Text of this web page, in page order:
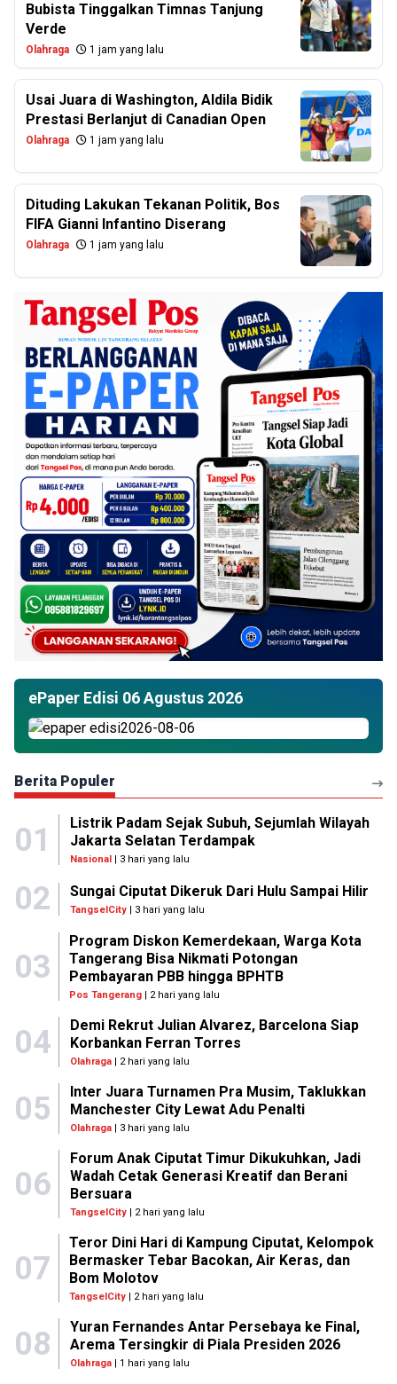
Bubista Tinggalkan Timnas Tanjung
Verde
Olahraga 1 jam yang lalu
Usai Juara di Washington, Aldila Bidik
Prestasi Berlanjut di Canadian Open
Olahraga 1 jam yang lalu
Dituding Lakukan Tekanan Politik, Bos
FIFA Gianni Infantino Diserang
Olahraga 1 jam yang lalu
ePaper Edisi 06 Agustus 2026
Berita Populer
01
Listrik Padam Sejak Subuh, Sejumlah Wilayah
Jakarta Selatan Terdampak
Nasional| 3 hari yang lalu
02 Sungai Ciputat Dikeruk Dari Hulu Sampai Hilir
TangselCity | 3 hari yang lalu
03
Program Diskon Kemerdekaan, Warga Kota
Tangerang Bisa Nikmati Potongan
Pembayaran PBB hingga BPHTB
Pos Tangerang | 2 hari yang lalu
04
Demi Rekrut Julian Alvarez, Barcelona Siap
Korbankan Ferran Torres
Olahraga| 2 hari yang lalu
05
Inter Juara Turnamen Pra Musim, Taklukkan
Manchester City Lewat Adu Penalti
Olahraga| 3 hari yang lalu
06
Forum Anak Ciputat Timur Dikukuhkan, Jadi
Wadah Cetak Generasi Kreatif dan Berani
Bersuara
TangselCity| 2 hari yang lalu
07
Teror Dini Hari di Kampung Ciputat, Kelompok
Bermasker Tebar Bacokan, Air Keras, dan
Bom Molotov
TangselCity | 2 hari yang lalu
08
Yuran Fernandes Antar Persebaya ke Final,
Arema Tersingkir di Piala Presiden 2026
Olahraga| 1 hari yang lalu